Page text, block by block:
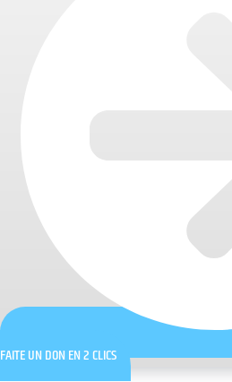
FAITE UN DON EN 2 CLICS